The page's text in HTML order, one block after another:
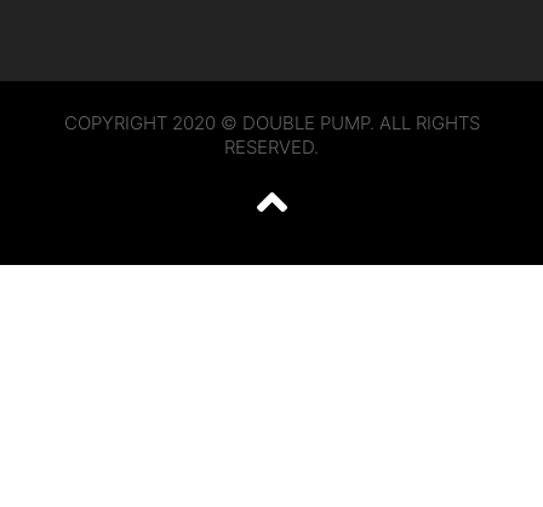
COPYRIGHT 2020 © DOUBLE PUMP. ALL RIGHTS
RESERVED.